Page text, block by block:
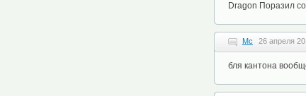
Dragon Поразил
Mc 26 апреля
бля кантона